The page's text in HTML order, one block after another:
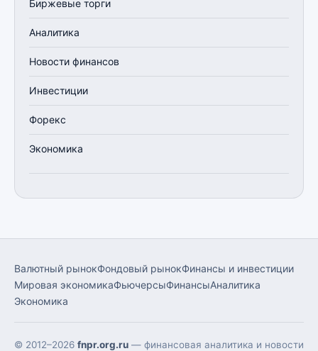
Биржевые торги
Аналитика
Новости финансов
Инвестиции
Форекс
Экономика
Валютный рынокФондовый рынокФинансы и инвестиции
Мировая экономикаФьючерсыФинансыАналитика
Экономика
© 2012–2026 fnpr.org.ru — финансовая аналитика и новости